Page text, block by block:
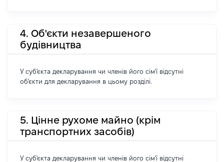
4. Об'єкти незавершеного
будівництва
У суб'єкта декларування чи членів його сім'ї відсутні
об'єкти для декларування в цьому розділі.
5. Цінне рухоме майно (крім
транспортних засобів)
У суб'єкта декларування чи членів його сім'ї відсутні